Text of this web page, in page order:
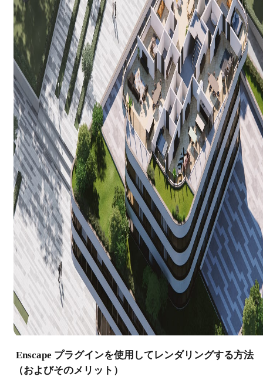
Enscape プラグインを使用してレンダリングする方法
（およびそのメリット）